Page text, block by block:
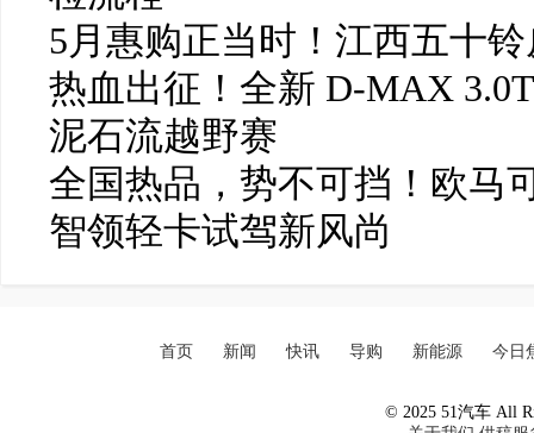
5月惠购正当时！江西五十
热血出征！全新 D-MAX
泥石流越野赛
全国热品，势不可挡！欧马
智领轻卡试驾新风尚
首页 新闻 快讯 导购 新能源 今日
© 2025 51汽车 All